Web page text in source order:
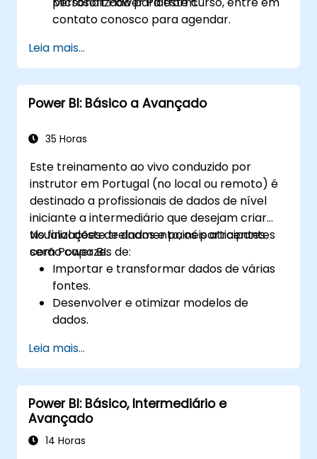
contato conosco para agendar.
Leia mais...
Power BI: Básico a Avançado
35 Horas
Este treinamento ao vivo conduzido por
instrutor em Portugal (no local ou remoto) é
destinado a profissionais de dados de nível
iniciante a intermediário que desejam criar
visualizações de dados e painéis atraentes
com Power BI.
No final deste treinamento, os participantes
serão capazes de:
Importar e transformar dados de várias
fontes.
Desenvolver e otimizar modelos de
dados.
apelativos e interactivos.
Aplicar as melhores práticas em
visualização de dados e design de
dashboard.
Utilizar recursos avançados do Power BI
para análise aprofundada de dados.
Leia mais...
Power BI: Básico, Intermediário e
Avançado
14 Horas